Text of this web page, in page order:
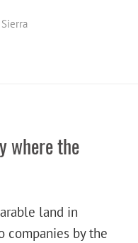
Sierra
where the
land in
companies by the